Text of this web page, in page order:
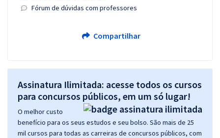
Fórum de dúvidas com professores
Compartilhar
Assinatura Ilimitada: acesse todos os cursos
para concursos públicos, em um só lugar!
O melhor custo
benefício para os seus estudos e seu bolso. São mais de 25
mil cursos para todas as carreiras de concursos públicos, com